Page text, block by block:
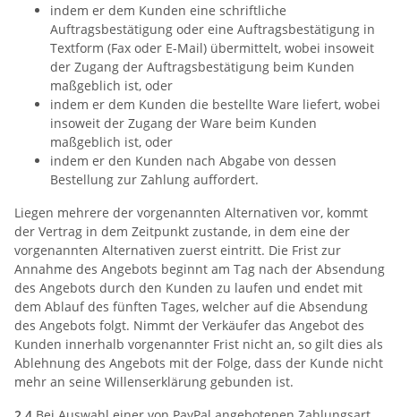
indem er dem Kunden eine schriftliche
Auftragsbestätigung oder eine Auftragsbestätigung in
Textform (Fax oder E-Mail) übermittelt, wobei insoweit
der Zugang der Auftragsbestätigung beim Kunden
maßgeblich ist, oder
indem er dem Kunden die bestellte Ware liefert, wobei
insoweit der Zugang der Ware beim Kunden
maßgeblich ist, oder
indem er den Kunden nach Abgabe von dessen
Bestellung zur Zahlung auffordert.
Liegen mehrere der vorgenannten Alternativen vor, kommt
der Vertrag in dem Zeitpunkt zustande, in dem eine der
vorgenannten Alternativen zuerst eintritt. Die Frist zur
Annahme des Angebots beginnt am Tag nach der Absendung
des Angebots durch den Kunden zu laufen und endet mit
dem Ablauf des fünften Tages, welcher auf die Absendung
des Angebots folgt. Nimmt der Verkäufer das Angebot des
Kunden innerhalb vorgenannter Frist nicht an, so gilt dies als
Ablehnung des Angebots mit der Folge, dass der Kunde nicht
mehr an seine Willenserklärung gebunden ist.